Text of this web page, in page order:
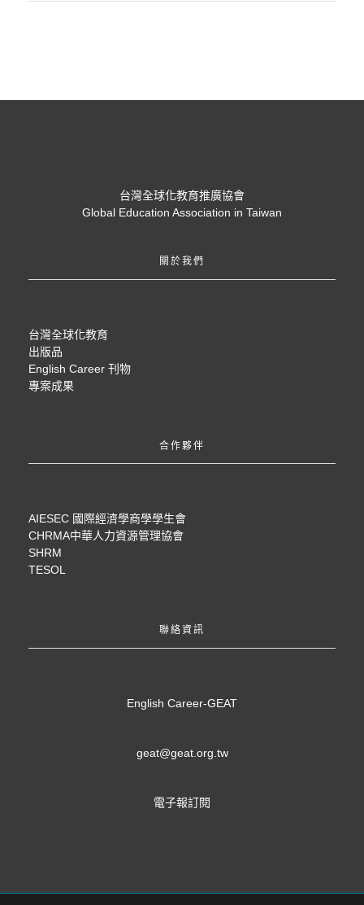
台灣全球化教育推廣協會
Global Education Association in Taiwan
關於我們
台灣全球化教育
出版品
English Career 刊物
專案成果
合作夥伴
AIESEC 國際經濟學商學學生會
CHRMA中華人力資源管理協會
SHRM
TESOL
聯絡資訊
English Career-GEAT
geat@geat.org.tw
電子報訂閱